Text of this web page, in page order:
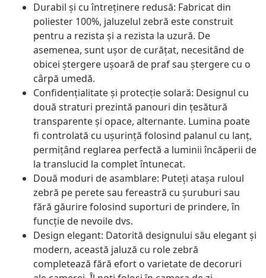
Durabil și cu întreținere redusă: Fabricat din
poliester 100%, jaluzelul zebră este construit
pentru a rezista și a rezista la uzură. De
asemenea, sunt ușor de curățat, necesitând de
obicei ștergere ușoară de praf sau ștergere cu o
cârpă umedă.
Confidențialitate și protecție solară: Designul cu
două straturi prezintă panouri din țesătură
transparente și opace, alternante. Lumina poate
fi controlată cu ușurință folosind palanul cu lanț,
permițând reglarea perfectă a luminii încăperii de
la translucid la complet întunecat.
Două moduri de asamblare: Puteți atașa ruloul
zebră pe perete sau fereastră cu șuruburi sau
fără găurire folosind suporturi de prindere, în
funcție de nevoile dvs.
Design elegant: Datorită designului său elegant și
modern, această jaluză cu role zebră
completează fără efort o varietate de decoruri